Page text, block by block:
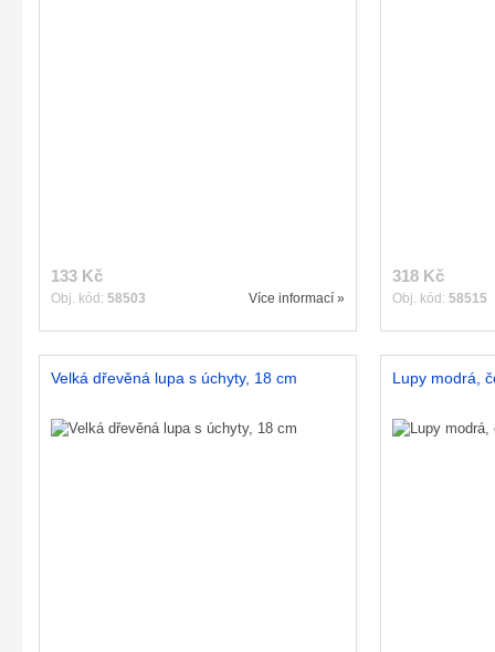
133 Kč
Obj. kód: 58503 Více informací »
318 Kč
Obj. kód: 58515
Velká dřevěná lupa s úchyty, 18 cm Lupy modrá,